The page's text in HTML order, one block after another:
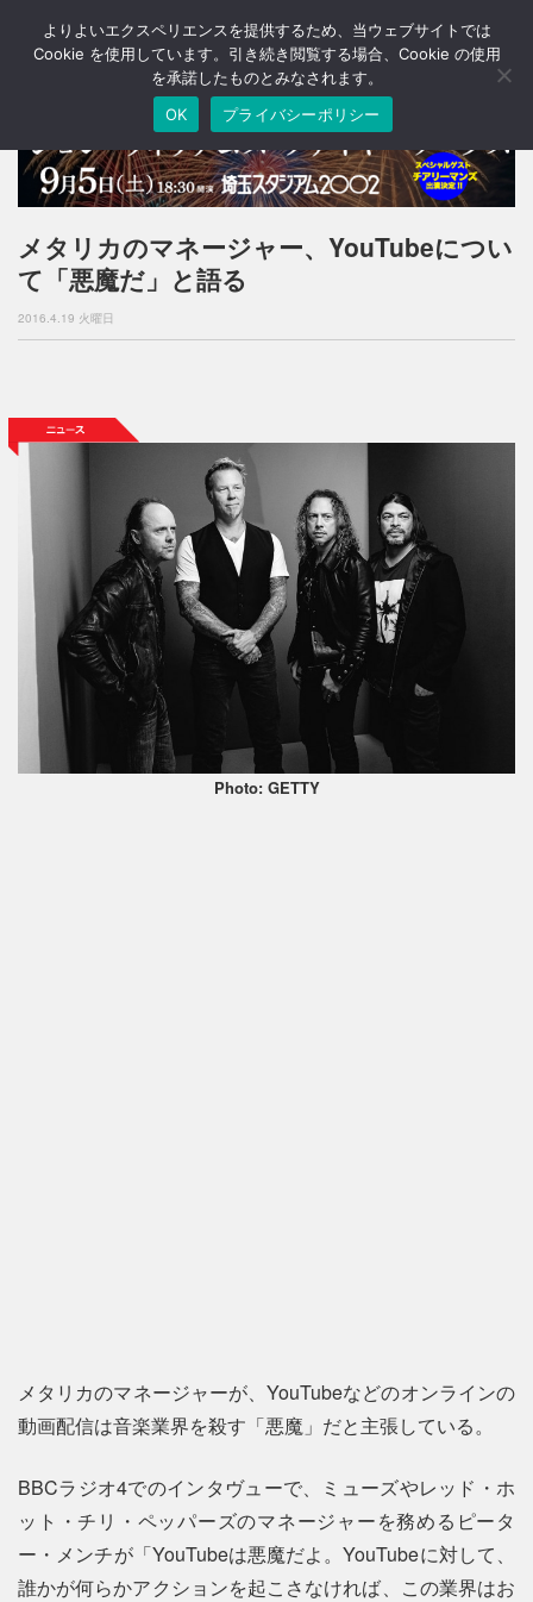
T
o
a
v
g
o
メタリカのマネージャー、YouTubeについ
て「悪魔だ」と語る
2016.4.19 火曜日
Photo: GETTY
メタリカのマネージャーが、YouTubeなどのオンラインの
動画配信は音楽業界を殺す「悪魔」だと主張している。
BBCラジオ4でのインタヴューで、ミューズやレッド・ホ
ット・チリ・ペッパーズのマネージャーを務めるピータ
ー・メンチが「YouTubeは悪魔だよ。YouTubeに対して、
誰かが何らかアクションを起こさなければ、この業界はお
よりよいエクスペリエンスを提供するため、当ウェブサイトでは
Cookie を使用しています。引き続き閲覧する場合、Cookie の使用
を承諾したものとみなされます。
OK
プライバシーポリシー